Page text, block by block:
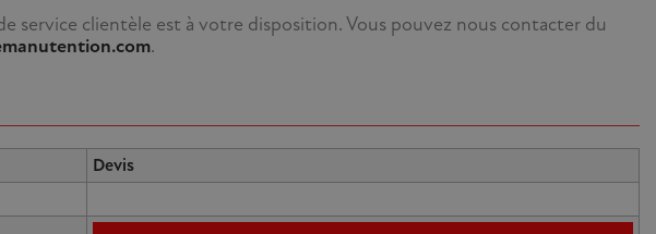
service clientèle est à votre disposition. Vous pouvez nous contacter du
.
Devis